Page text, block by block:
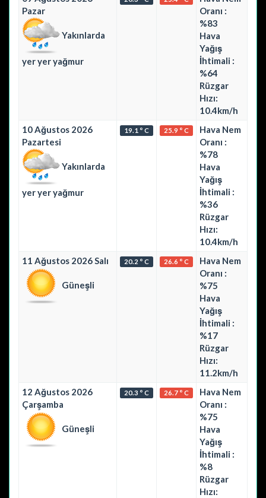
Pazar
Yakınlarda
yer yer yağmur
Oranı :
%83
Hava
Yağış
İhtimali :
%64
Rüzgar
Hızı:
10.4km/h
10 Ağustos 2026
Pazartesi
Yakınlarda
yer yer yağmur
19.1 ° C 25.9 ° C
Hava Nem
Oranı :
%78
Hava
Yağış
İhtimali :
%36
Rüzgar
Hızı:
10.4km/h
11 Ağustos 2026 Salı
Güneşli
20.2 ° C 26.6 ° C
Hava Nem
Oranı :
%75
Hava
Yağış
İhtimali :
%17
Rüzgar
Hızı:
11.2km/h
12 Ağustos 2026
Çarşamba
Güneşli
20.3 ° C 26.7 ° C
Hava Nem
Oranı :
%75
Hava
Yağış
İhtimali :
%8
Rüzgar
Hızı: